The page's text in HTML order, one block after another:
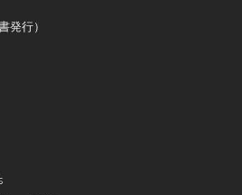
発行）